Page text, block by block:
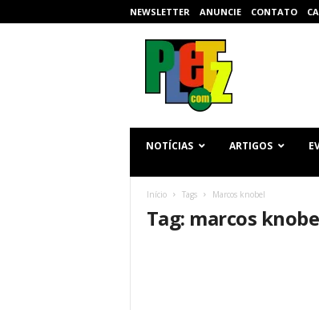
NEWSLETTER ANUNCIE CONTATO
NOTÍCIAS ARTIGOS
Início Tags Marcos knobel
Tag: marcos